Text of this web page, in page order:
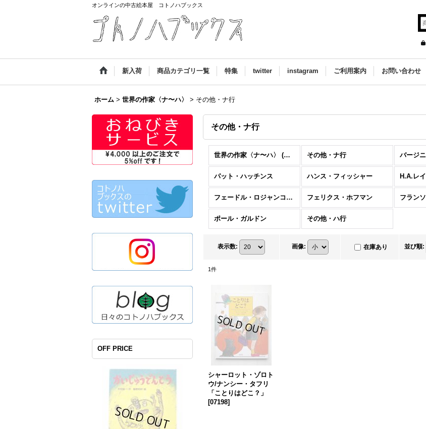
オンラインの中古絵本屋 コトノハブックス
新入荷 商品カテゴリ一覧 特集 twitter instagram ご利用案内 お問い合わせ
ホーム > 世界の作家〈ナ〜ハ〉 > その他・ナ行
OFF PRICE
その他・ナ行
世界の作家〈ナ〜ハ〉 (全商品) その他・ナ行
パット・ハッチンス ハンス・フィッシャー H.A.レイ
フェードル・ロジャンコフスキー フェリクス・ホフマン
ポール・ガルドン その他・ハ行
表示数: 画像: 在庫あり 並び順:
1件
シャーロット・ゾロト
ウ/ナンシー・タフリ
「ことりはどこ？」
[07198]